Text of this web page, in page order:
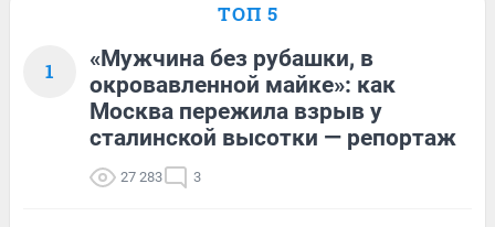
ТОП 5
1
«Мужчина без рубашки, в
окровавленной майке»: как
Москва пережила взрыв у
сталинской высотки — репортаж
27 283 3